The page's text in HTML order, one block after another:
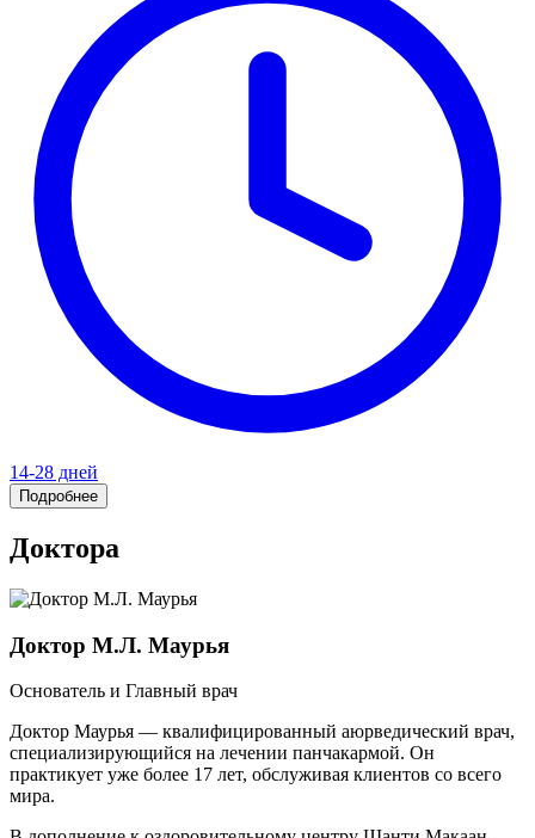
14-28 дней
Подробнее
Доктора
Доктор М.Л. Маурья
Основатель и Главный врач
Доктор Маурья — квалифицированный аюрведический врач,
специализирующийся на лечении панчакармой. Он
практикует уже более 17 лет, обслуживая клиентов со всего
мира.